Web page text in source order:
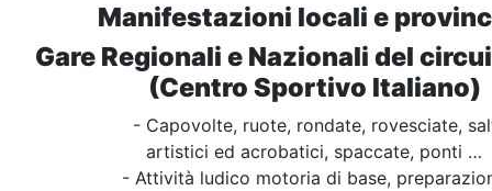
Manifestazioni locali e
Gare Regionali e Nazionali del
(Centro Sportivo Italiano)
- Capovolte, ruote, rondate, rovesciate,
artistici ed acrobatici, spaccate, ponti …
- Attività ludico motoria di base,